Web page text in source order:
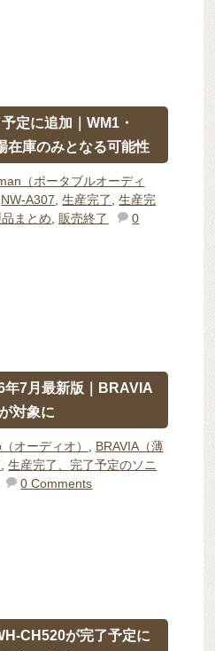
定に追加｜WM1・
在庫のみとなる可能性
（ポータブルオーディ
NW-A307,生産完了,生産完
まとめ,販売終了
0
年7月最新版｜BRAVIA
対象に
オーディオ） , BRAVIA（薄
,生産完了、完了予定のソニ
0 Comments
CH520が完了予定に